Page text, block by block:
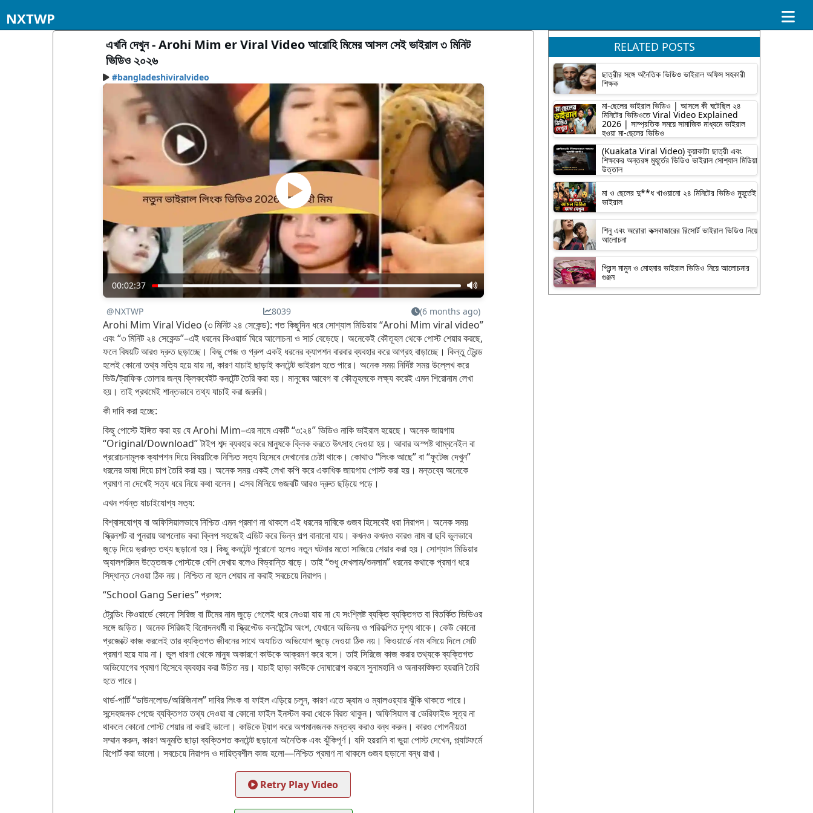
NXTWP
এখনি দেখুন - Arohi Mim er Viral Video আরোহি মিমের আসল সেই ভাইরাল ৩ মিনিট
ভিডিও ২০২৬
#bangladeshiviralvideo
00:02:37
@NXTWP 8039 (6 months ago)
Arohi Mim Viral Video (৩ মিনিট ২৪ সেকেন্ড): গত কিছুদিন ধরে সোশ্যাল মিডিয়ায় “Arohi Mim viral video”
এবং “৩ মিনিট ২৪ সেকেন্ড”–এই ধরনের কিওয়ার্ড ঘিরে আলোচনা ও সার্চ বেড়েছে। অনেকেই কৌতূহল থেকে পোস্ট শেয়ার করছে,
ফলে বিষয়টি আরও দ্রুত ছড়াচ্ছে। কিছু পেজ ও গ্রুপ একই ধরনের ক্যাপশন বারবার ব্যবহার করে আগ্রহ বাড়াচ্ছে। কিন্তু ট্রেন্ড
হলেই কোনো তথ্য সত্যি হয়ে যায় না, কারণ যাচাই ছাড়াই কনটেন্ট ভাইরাল হতে পারে। অনেক সময় নির্দিষ্ট সময় উল্লেখ করে
ভিউ/ট্রাফিক তোলার জন্য ক্লিকবেইট কনটেন্ট তৈরি করা হয়। মানুষের আবেগ বা কৌতূহলকে লক্ষ্য করেই এমন শিরোনাম লেখা
হয়। তাই প্রথমেই শান্তভাবে তথ্য যাচাই করা জরুরি।
কী দাবি করা হচ্ছে:
কিছু পোস্টে ইঙ্গিত করা হয় যে Arohi Mim–এর নামে একটি “৩:২৪” ভিডিও নাকি ভাইরাল হয়েছে। অনেক জায়গায়
“Original/Download” টাইপ শব্দ ব্যবহার করে মানুষকে ক্লিক করতে উৎসাহ দেওয়া হয়। আবার অস্পষ্ট থাম্বনেইল বা
প্ররোচনামূলক ক্যাপশন দিয়ে বিষয়টিকে নিশ্চিত সত্য হিসেবে দেখানোর চেষ্টা থাকে। কোথাও “লিংক আছে” বা “ফুটেজ দেখুন”
ধরনের ভাষা দিয়ে চাপ তৈরি করা হয়। অনেক সময় একই লেখা কপি করে একাধিক জায়গায় পোস্ট করা হয়। মন্তব্যে অনেকে
প্রমাণ না দেখেই সত্য ধরে নিয়ে কথা বলেন। এসব মিলিয়ে গুজবটি আরও দ্রুত ছড়িয়ে পড়ে।
এখন পর্যন্ত যাচাইযোগ্য সত্য:
বিশ্বাসযোগ্য বা অফিসিয়ালভাবে নিশ্চিত এমন প্রমাণ না থাকলে এই ধরনের দাবিকে গুজব হিসেবেই ধরা নিরাপদ। অনেক সময়
স্ক্রিনশট বা পুনরায় আপলোড করা ক্লিপ সহজেই এডিট করে ভিন্ন গল্প বানানো যায়। কখনও কখনও কারও নাম বা ছবি ভুলভাবে
জুড়ে দিয়ে ভ্রান্ত তথ্য ছড়ানো হয়। কিছু কনটেন্ট পুরোনো হলেও নতুন ঘটনার মতো সাজিয়ে শেয়ার করা হয়। সোশ্যাল মিডিয়ার
অ্যালগরিদম উত্তেজক পোস্টকে বেশি দেখায় বলেও বিভ্রান্তি বাড়ে। তাই “শুধু দেখলাম/শুনলাম” ধরনের কথাকে প্রমাণ ধরে
সিদ্ধান্ত নেওয়া ঠিক নয়। নিশ্চিত না হলে শেয়ার না করাই সবচেয়ে নিরাপদ।
“School Gang Series” প্রসঙ্গ:
ট্রেন্ডিং কিওয়ার্ডে কোনো সিরিজ বা টিমের নাম জুড়ে গেলেই ধরে নেওয়া যায় না যে সংশ্লিষ্ট ব্যক্তি ব্যক্তিগত বা বিতর্কিত ভিডিওর
সঙ্গে জড়িত। অনেক সিরিজই বিনোদনধর্মী বা স্ক্রিপ্টেড কনটেন্টের অংশ, যেখানে অভিনয় ও পরিকল্পিত দৃশ্য থাকে। কেউ কোনো
প্রজেক্টে কাজ করলেই তার ব্যক্তিগত জীবনের সাথে অযাচিত অভিযোগ জুড়ে দেওয়া ঠিক নয়। কিওয়ার্ডে নাম বসিয়ে দিলে সেটি
প্রমাণ হয়ে যায় না। ভুল ধারণা থেকে মানুষ অকারণে কাউকে আক্রমণ করে বসে। তাই সিরিজে কাজ করার তথ্যকে ব্যক্তিগত
অভিযোগের প্রমাণ হিসেবে ব্যবহার করা উচিত নয়। যাচাই ছাড়া কাউকে দোষারোপ করলে সুনামহানি ও অনাকাঙ্ক্ষিত হয়রানি তৈরি
হতে পারে।
থার্ড-পার্টি “ডাউনলোড/অরিজিনাল” দাবির লিংক বা ফাইল এড়িয়ে চলুন, কারণ এতে স্ক্যাম ও ম্যালওয়্যার ঝুঁকি থাকতে পারে।
সন্দেহজনক পেজে ব্যক্তিগত তথ্য দেওয়া বা কোনো ফাইল ইনস্টল করা থেকে বিরত থাকুন। অফিসিয়াল বা ভেরিফাইড সূত্র না
থাকলে কোনো পোস্ট শেয়ার না করাই ভালো। কাউকে ট্যাগ করে অপমানজনক মন্তব্য করাও বন্ধ করুন। কারও গোপনীয়তা
সম্মান করুন, কারণ অনুমতি ছাড়া ব্যক্তিগত কনটেন্ট ছড়ানো অনৈতিক এবং ঝুঁকিপূর্ণ। যদি হয়রানি বা ভুয়া পোস্ট দেখেন, প্ল্যাটফর্মে
রিপোর্ট করা ভালো। সবচেয়ে নিরাপদ ও দায়িত্বশীল কাজ হলো—নিশ্চিত প্রমাণ না থাকলে গুজব ছড়ানো বন্ধ রাখা।
Retry Play Video
RELATED POSTS
ছাত্রীর সঙ্গে অনৈতিক ভিডিও ভাইরাল অফিস সহকারী
শিক্ষক
মা-ছেলের ভাইরাল ভিডিও | আসলে কী ঘটেছিল ২৪
মিনিটের ভিডিওতে Viral Video Explained
2026 | সাম্প্রতিক সময়ে সামাজিক মাধ্যমে ভাইরাল
হওয়া মা-ছেলের ভিডিও
(Kuakata Viral Video) কুয়াকাটা ছাত্রী এবং
শিক্ষকের অন্তরঙ্গ মুহূর্তের ভিডিও ভাইরাল সোশ্যাল মিডিয়া
উত্তাল
মা ও ছেলের দু**ধ খাওয়ানো ২৪ মিনিটের ভিডিও মুহূর্তেই
ভাইরাল
শিনু এবং অরোরা কক্সবাজারের রিসোর্ট ভাইরাল ভিডিও নিয়ে
আলোচনা
প্রিন্স মামুন ও মোহনার ভাইরাল ভিডিও নিয়ে আলোচনার
গুঞ্জন